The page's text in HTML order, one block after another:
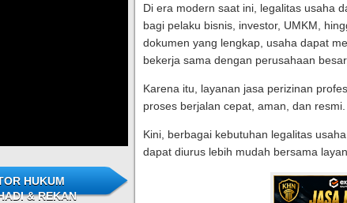
HUKUM
& REKAN
Di era modern saat ini, legalitas usaha
bagi pelaku bisnis, investor, UMKM,
dokumen yang lengkap, usaha dapat
bekerja sama dengan perusahaan
Karena itu, layanan jasa perizinan
proses berjalan cepat, aman, dan resmi.
Kini, berbagai kebutuhan legalitas
dapat diurus lebih mudah bersama